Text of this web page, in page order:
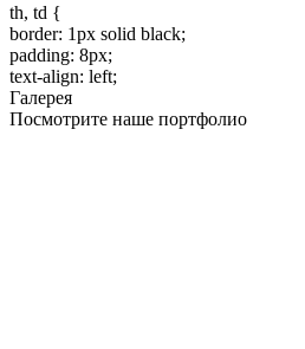
th, td {
border: 1px solid black;
padding: 8px;
text-align: left;
Галерея
Посмотрите наше портфолио